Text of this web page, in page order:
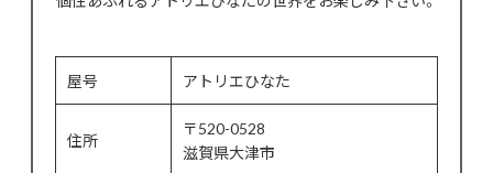
屋号 アトリエひなた
住所
〒520-0528
滋賀県大津市